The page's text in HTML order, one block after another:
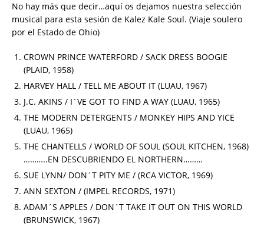
No hay más que decir…aquí os dejamos nuestra selección
musical para esta sesión de Kalez Kale Soul. (Viaje soulero
por el Estado de Ohio)
CROWN PRINCE WATERFORD / SACK DRESS BOOGIE
(PLAID, 1958)
HARVEY HALL / TELL ME ABOUT IT (LUAU, 1967)
J.C. AKINS / I´VE GOT TO FIND A WAY (LUAU, 1965)
THE MODERN DETERGENTS / MONKEY HIPS AND YICE
(LUAU, 1965)
THE CHANTELLS / WORLD OF SOUL (SOUL KITCHEN, 1968)
………..EN DESCUBRIENDO EL NORTHERN………
SUE LYNN/ DON´T PITY ME / (RCA VICTOR, 1969)
ANN SEXTON / (IMPEL RECORDS, 1971)
ADAM´S APPLES / DON´T TAKE IT OUT ON THIS WORLD
(BRUNSWICK, 1967)